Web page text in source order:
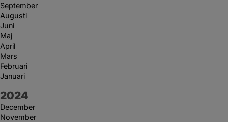
September
Augusti
Juni
Maj
April
Mars
Februari
Januari
År:
2024
December
November